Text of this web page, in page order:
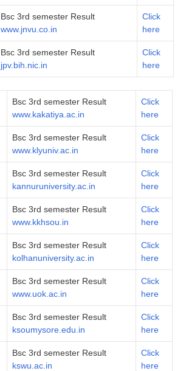
Bsc 3rd semester Result
www.jnvu.co.in
Click
here
Bsc 3rd semester Result
jpv.bih.nic.in
Click
here
Bsc 3rd semester Result
www.kakatiya.ac.in
Click
here
Bsc 3rd semester Result
www.klyuniv.ac.in
Click
here
Bsc 3rd semester Result
kannuruniversity.ac.in
Click
here
Bsc 3rd semester Result
www.kkhsou.in
Click
here
Bsc 3rd semester Result
kolhanuniversity.ac.in
Click
here
Bsc 3rd semester Result
www.uok.ac.in
Click
here
Bsc 3rd semester Result
ksoumysore.edu.in
Click
here
Bsc 3rd semester Result
kswu.ac.in
Click
here